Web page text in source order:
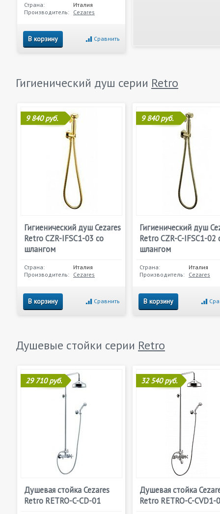
Страна:
Италия
Производитель: Cezares
В корзину Сравнить
Гигиенический душ серии Retro
9 840 руб.
Гигиенический душ Cezares
Retro CZR-IFSC1-03 со
шлангом
Страна:
Италия
Производитель: Cezares
В корзину Сравнить
9 840 руб.
Гигиенический душ
Retro CZR-C-IFSC1-02
шлангом
Страна:
Италия
Производитель: Cezares
В корзину
Душевые стойки серии Retro
29 710 руб.
Душевая стойка Cezares
Retro RETRO-C-CD-01
32 540 руб.
Душевая стойка
Retro RETRO-C-CVD1-